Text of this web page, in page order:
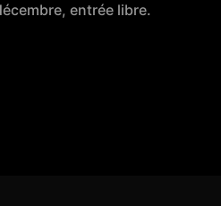
entrée libre.